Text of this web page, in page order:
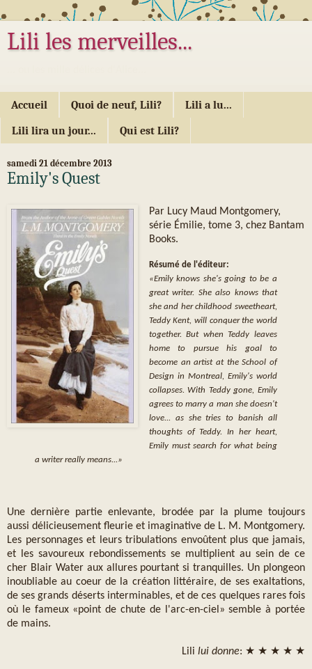
Lili les merveilles...
Accueil Quoi de neuf, Lili? Lili a lu...
Lili lira un jour... Qui est Lili?
samedi 21 décembre 2013
Emily's Quest
Par Lucy Maud Montgomery,
série Émilie, tome 3, chez Bantam
Books.
Résumé de l'éditeur:
«Emily knows she's going to be a
great writer. She also knows that
she and her childhood sweetheart,
Teddy Kent, will conquer the world
together. But when Teddy leaves
home to pursue his goal to
become an artist at the School of
Design in Montreal, Emily's world
collapses. With Teddy gone, Emily
agrees to marry a man she doesn't
love... as she tries to banish all
thoughts of Teddy. In her heart,
Emily must search for what being
a writer really means...»
Une dernière partie enlevante, brodée par la plume toujours
aussi délicieusement fleurie et imaginative de L. M. Montgomery.
Les personnages et leurs tribulations envoûtent plus que jamais,
et les savoureux rebondissements se multiplient au sein de ce
cher Blair Water aux allures pourtant si tranquilles. Un plongeon
inoubliable au coeur de la création littéraire, de ses exaltations,
de ses grands déserts interminables, et de ces quelques rares fois
où le fameux «point de chute de l'arc-en-ciel» semble à portée
de mains.
Lili lui donne: ★ ★ ★ ★ ★